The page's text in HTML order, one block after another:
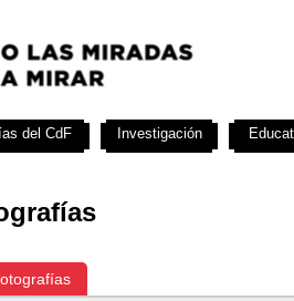
del CdF Investigación